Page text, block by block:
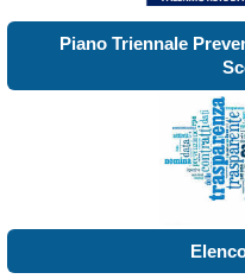
Piano Triennale